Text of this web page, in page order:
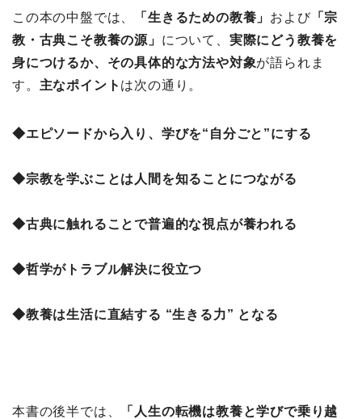
この本の中盤では、 「生きるための教養」 および「宗
教・古典こそ教養の源」 について、 実際にどう教養を
身につけるか、その具体的な方法や対象が語られま
す。 主なポイント は次の通り。
◆エピソードから入り、学びを“自分ごと”にする
◆宗教を学ぶことは人間を知ることにつながる
◆古典に触れることで普遍的な視点が養われる
◆哲学がトラブル解決に役立つ
◆教養は生活に直結する “生きる力” となる
本書の後半では、
「人生の転機は教養と学びで乗り越